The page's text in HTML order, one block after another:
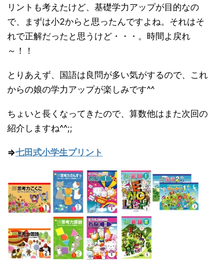
リントも考えたけど、基礎学力アップが目的なの
で、まずは小2からと思ったんですよね。それはそ
れで正解だったと思うけど・・・。時間よ戻れ
～！！
とりあえず、国語は良問が多い気がするので、これ
からの娘の学力アップが楽しみです^^
ちょいと長くなってきたので、算数他はまた次回の
紹介しますね^^;;
⇒七田式小学生プリント